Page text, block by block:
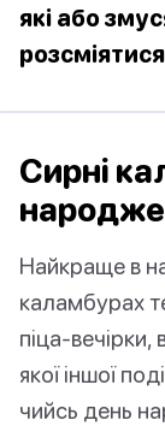
які або
Сирні
Найкраще в
каламбурах
піца-
якої іншої
чийсь день